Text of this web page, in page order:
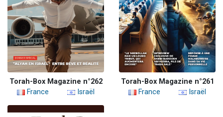
Torah-Box Magazine n°262
France
Israël
Torah-Box Magazine n°261
France
Israël